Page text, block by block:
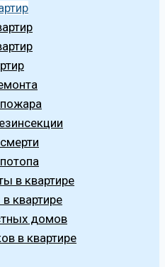
в квартире
квартире
домов
в квартире